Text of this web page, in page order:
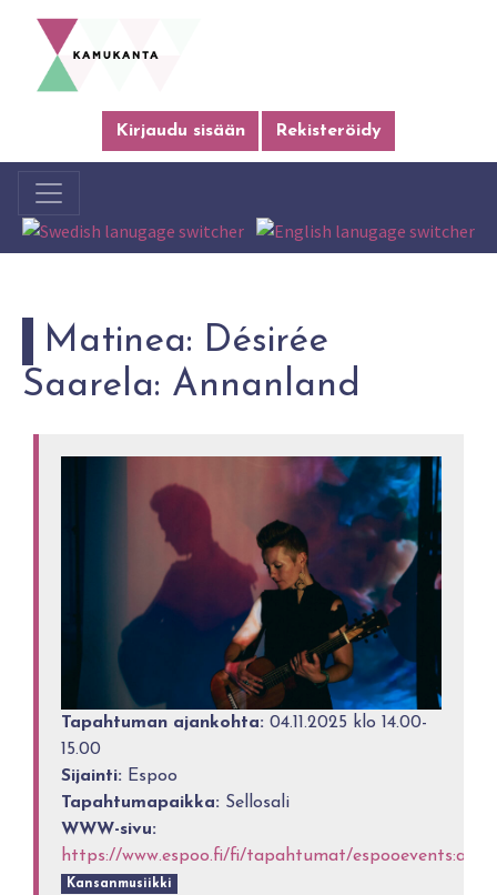
Kirjaudu sisään Rekisteröidy
Matinea: Désirée
Saarela: Annanland
Tapahtuman ajankohta: 04.11.2025 klo 14.00-
15.00
Sijainti: Espoo
Tapahtumapaikka: Sellosali
WWW-sivu:
https://www.espoo.fi/fi/tapahtumat/
Kansanmusiikki